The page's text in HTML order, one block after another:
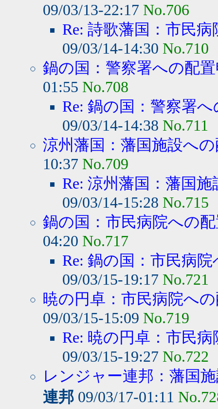
09/03/13-22:17 No.706
Re: 詩歌藩国：市民
09/03/14-14:30 No.710
鍋の国：警察署への配
01:55 No.708
Re: 鍋の国：警察署
09/03/14-14:38 No.711
涼州藩国：藩国施設へ
10:37 No.709
Re: 涼州藩国：藩国
09/03/14-15:28 No.715
鍋の国：市民病院への
04:20 No.717
Re: 鍋の国：市民病
09/03/15-19:17 No.721
暁の円卓：市民病院へ
09/03/15-15:09 No.719
Re: 暁の円卓：市民
09/03/15-19:27 No.722
レンジャー連邦：藩国
連邦 09/03/17-01:11